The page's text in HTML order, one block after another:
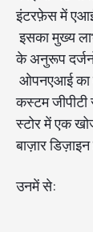
इंटरफ़ेस में एआई
इसका मुख्य
के अनुरूप
ओपनएआई का
कस्टम
स्टोर में एक
बाज़ार
उनमें से: